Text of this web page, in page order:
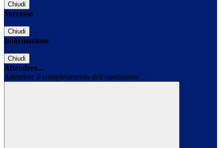
Chiudi
Successo
Chiudi
Informazione
Chiudi
Attendere...
Attendere il completamento dell'operazione...